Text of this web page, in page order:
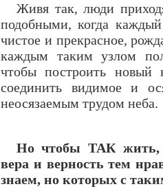
Живя так, люди
подобными, когда
чистое и прекрасное,
каждым таким узлом
чтобы построить новый
соединить видимое и
неосязаемым трудом неба.
Но чтобы ТАК жить,
вера и верность тем
знаем, но которых с